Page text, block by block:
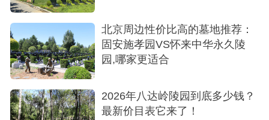
北京周边性价比高的墓地推荐：
固安施孝园VS怀来中华永久陵
园,哪家更适合
2026年八达岭陵园到底多少钱？
最新价目表它来了！